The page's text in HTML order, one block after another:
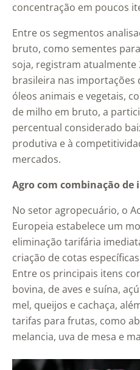
concentração em poucos
Entre os segmentos
bruto, como sementes
soja, registram atualmente
brasileira nas importações
óleos animais e vegetais,
de milho em bruto, a
percentual considerado
produtiva e à
mercados.
Agro com combinação
No setor agropecuário, o
Europeia estabelece um
eliminação tarifária
criação de cotas
Entre os principais itens
bovina, de aves e suína,
mel, queijos e cachaça,
tarifas para frutas, como
melancia, uva de mesa e